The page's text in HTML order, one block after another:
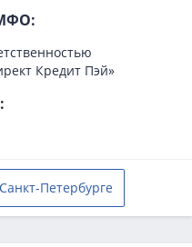
Кредит Пэй»
Петербурге